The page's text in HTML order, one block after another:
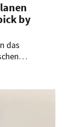
by
das
Marke